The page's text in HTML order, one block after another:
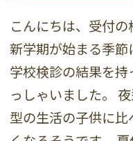
こんにちは、受付
新学期が始まる季
学校検診の結果を
っしゃいました。
型の生活の子供に